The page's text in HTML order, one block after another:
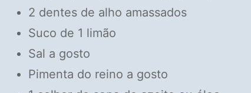
2 dentes de alho amassados
Suco de 1 limão
Sal a gosto
Pimenta do reino a gosto